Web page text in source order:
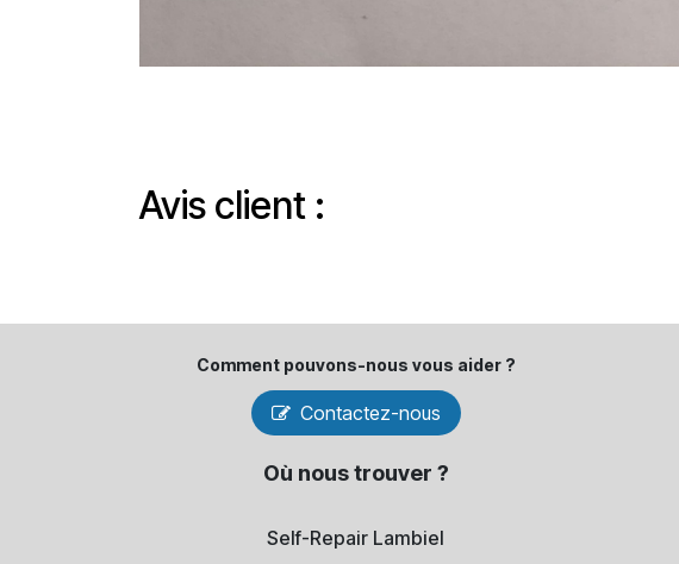
Avis client :
Comment pouvons-​nous vous aider ?
Contactez-nous
Où nous trouver ?
Self-Repair Lambiel